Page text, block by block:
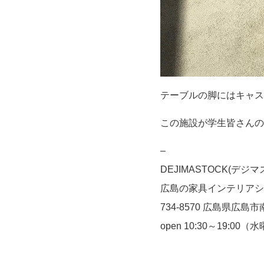
テーブルの脚にはキャ
この施設が学生皆さん
–
DEJIMASTOCK(デジマ
広島の家具インテリア
734-8570 広島県広島市
open 10:30～19:00（水